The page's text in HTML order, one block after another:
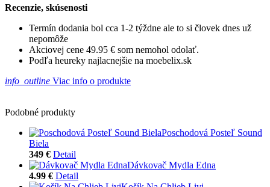
Recenzie, skúsenosti
Termín dodania bol cca 1-2 týždne ale to si človek dnes už
nepomôže
Akciovej cene 49.95 € som nemohol odolať.
Podľa heureky najlacnejšie na moebelix.sk
info_outline Viac info o produkte
Podobné produkty
Poschodová Posteľ Sound
Biela
349 € Detail
Dávkovač Mydla Edna
4.99 € Detail